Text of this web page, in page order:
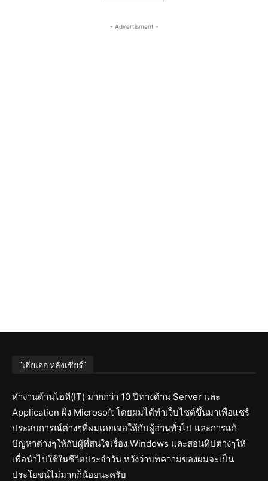
- Advertisment -
"เฮียเอก หลังเซียร์"
ทำงานด้านไอที(IT) มากกว่า 10 ปีทางด้าน Server และ
Application ฝั่ง Microsoft โดยผมได้ทำเว็บไซต์ขึ้นมาเพื่อแชร์
ประสบการณ์ต่างๆที่ผมเคยเจอให้กับผู้อ่านทั่วไป และการแก้
ปัญหาต่างๆให้กับผู้ที่สนใจเรื่อง Windows และสอนทิปต่างๆให้
เพื่อนำไปใช้ในชีวิตประจำวัน หวังว่าบทความของผมจะเป็น
ประโยชน์ไม่มากก็น้อยนะครับ